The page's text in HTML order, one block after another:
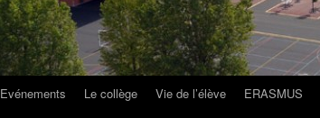
Evénements Le collège Vie de l’élève ERASMUS